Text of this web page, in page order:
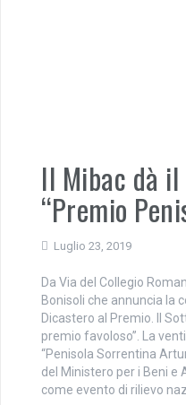
Il Mibac dà
“Premio
Luglio 23, 2019
Da Via del Collegio
Bonisoli che annuncia la
Dicastero al Premio. Il
premio favoloso”. La
“Penisola Sorrentina
del Ministero per i Beni e
come evento di rilievo